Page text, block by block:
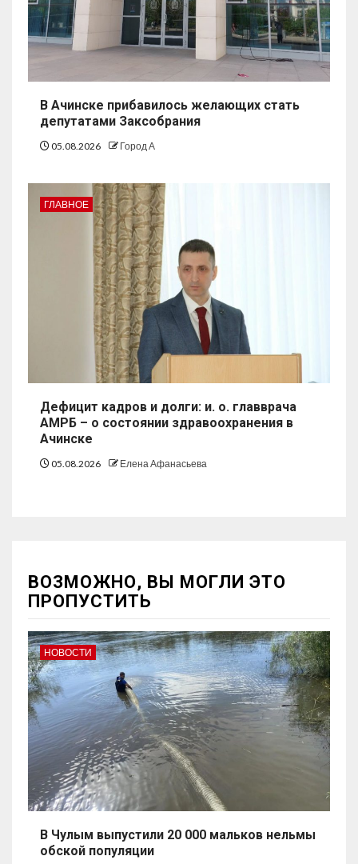
В Ачинске прибавилось желающих стать
депутатами Заксобрания
05.08.2026 Город А
ГЛАВНОЕ
Дефицит кадров и долги: и. о. главврача
АМРБ – о состоянии здравоохранения в
Ачинске
05.08.2026 Елена Афанасьева
ВОЗМОЖНО, ВЫ МОГЛИ ЭТО
ПРОПУСТИТЬ
НОВОСТИ
В Чулым выпустили 20 000 мальков нельмы
обской популяции